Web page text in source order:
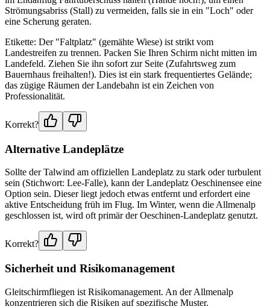
Strömungsabriss (Stall) zu vermeiden, falls sie in ein "Loch" oder
eine Scherung geraten.
Etikette: Der "Faltplatz" (gemähte Wiese) ist strikt vom
Landestreifen zu trennen. Packen Sie Ihren Schirm nicht mitten im
Landefeld. Ziehen Sie ihn sofort zur Seite (Zufahrtsweg zum
Bauernhaus freihalten!). Dies ist ein stark frequentiertes Gelände;
das zügige Räumen der Landebahn ist ein Zeichen von
Professionalität.
Korrekt?
Alternative Landeplätze
Sollte der Talwind am offiziellen Landeplatz zu stark oder turbulent
sein (Stichwort: Lee-Falle), kann der Landeplatz Oeschinensee eine
Option sein. Dieser liegt jedoch etwas entfernt und erfordert eine
aktive Entscheidung früh im Flug. Im Winter, wenn die Allmenalp
geschlossen ist, wird oft primär der Oeschinen-Landeplatz genutzt.
Korrekt?
Sicherheit und Risikomanagement
Gleitschirmfliegen ist Risikomanagement. An der Allmenalp
konzentrieren sich die Risiken auf spezifische Muster.